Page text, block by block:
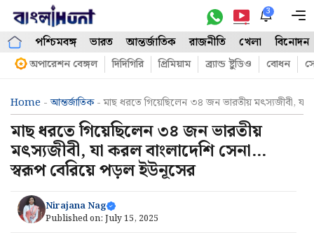
Skip
content
3
পশ্চিমবঙ্গ ভারত আন্তর্জাতিক রাজনীতি খেলা বিনোদন
অপারেশন বেঙ্গল দিদিগিরি প্রিমিয়াম ব্র্যান্ড ষ্টুডিও বোধন
Home -আন্তর্জাতিক-মাছ ধরতে গিয়েছিলেন ৩৪ জন ভারতীয় মৎস্যজীবী,
মাছ ধরতে গিয়েছিলেন ৩৪ জন ভারতীয়
মৎস্যজীবী, যা করল বাংলাদেশি সেনা…
স্বরূপ বেরিয়ে পড়ল ইউনূসের
Nirajana Nag
Published on: July 15, 2025